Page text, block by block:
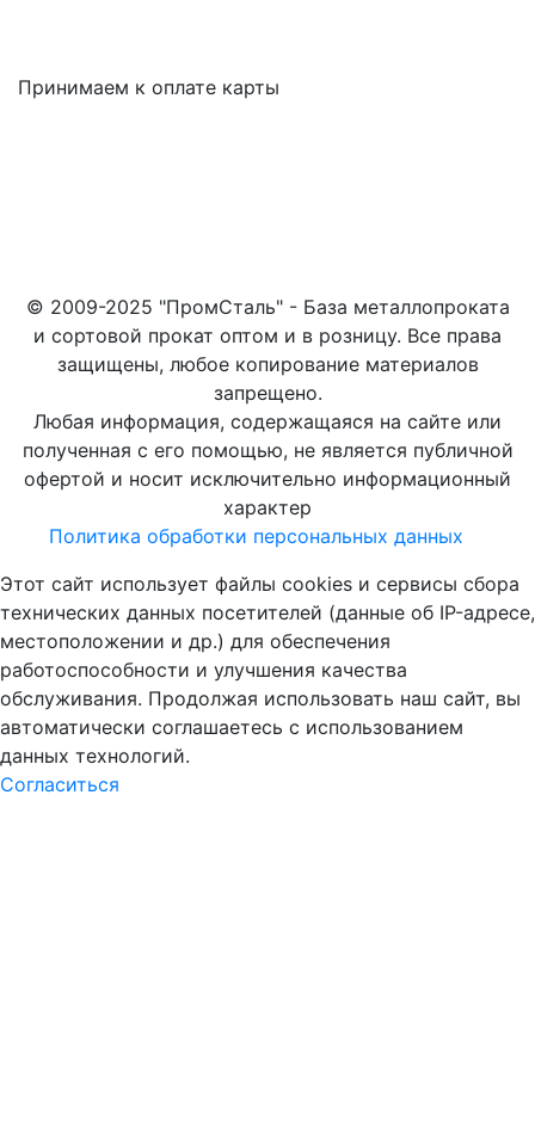
Принимаем к оплате карты
© 2009-2025 "ПромСталь" - База металлопроката
и сортовой прокат оптом и в розницу. Все права
защищены, любое копирование материалов
запрещено.
Любая информация, содержащаяся на сайте или
полученная с его помощью, не является публичной
офертой и носит исключительно информационный
характер
Политика обработки персональных данных
Этот сайт использует файлы cookies и сервисы сбора
технических данных посетителей (данные об IP-адресе,
местоположении и др.) для обеспечения
работоспособности и улучшения качества
обслуживания. Продолжая использовать наш сайт, вы
автоматически соглашаетесь с использованием
данных технологий.
Согласиться